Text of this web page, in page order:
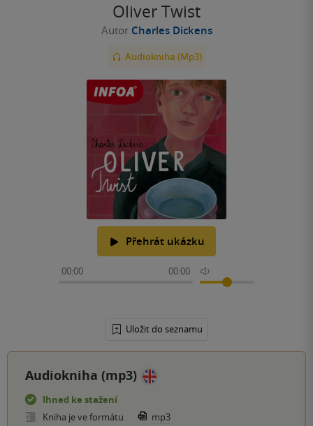
Oliver Twist
Autor Charles Dickens
Audiokniha (Mp3)
Přehrát ukázku
00:00 00:00
Uložit do seznamu
Audiokniha (mp3)
Ihned ke stažení
Kniha je ve formátu
mp3